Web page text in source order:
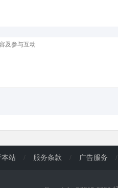
本站 / 服务条款 / 广告服务 /